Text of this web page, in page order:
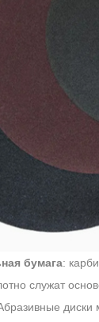
бумага:
служат
диски